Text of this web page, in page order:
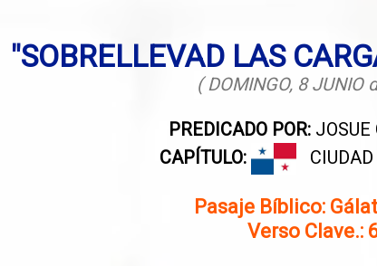
"SOBRELLEVAD LAS
( DOMINGO, 8 JUNIO
PREDICADO POR: JOSUE
CAPÍTULO:
Pasaje Bíblico:
Verso Clave.: